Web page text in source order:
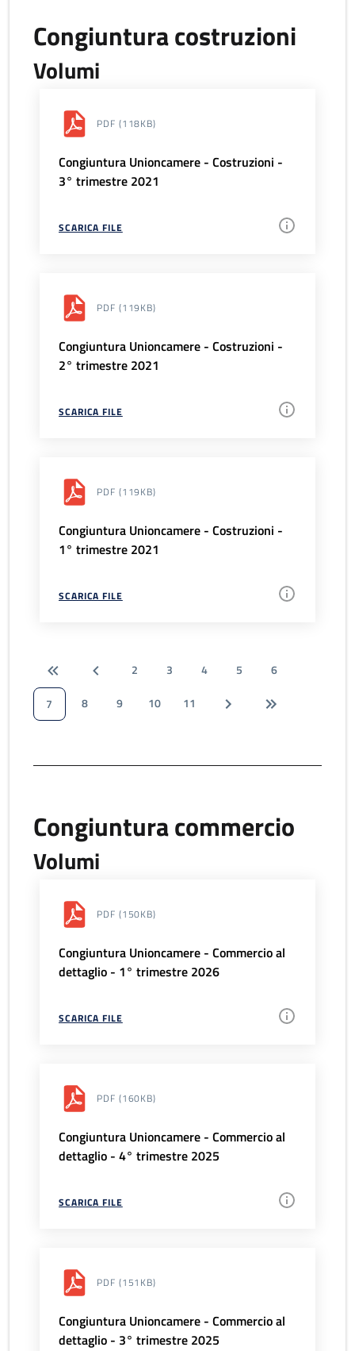
Congiuntura costruzioni
Volumi
PDF (118KB)
Congiuntura Unioncamere - Costruzioni -
3° trimestre 2021
SCARICA FILE
PDF (119KB)
Congiuntura Unioncamere - Costruzioni -
2° trimestre 2021
SCARICA FILE
PDF (119KB)
Congiuntura Unioncamere - Costruzioni -
1° trimestre 2021
SCARICA FILE
2 3 4 5
6
7
8 9 10 11
Congiuntura commercio
Volumi
PDF (150KB)
Congiuntura Unioncamere - Commercio al
dettaglio - 1° trimestre 2026
SCARICA FILE
PDF (160KB)
Congiuntura Unioncamere - Commercio al
dettaglio - 4° trimestre 2025
SCARICA FILE
PDF (151KB)
Congiuntura Unioncamere - Commercio al
dettaglio - 3° trimestre 2025